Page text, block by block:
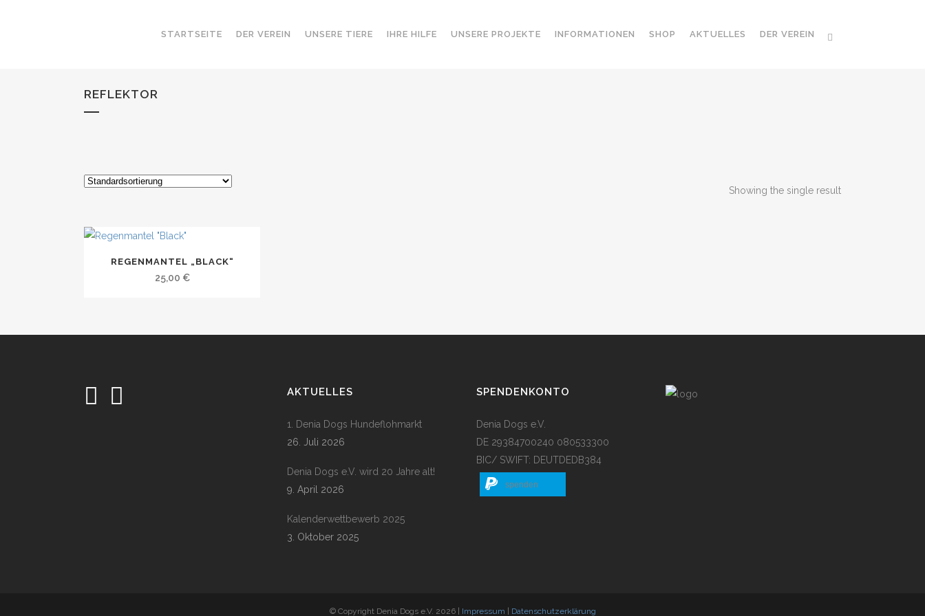
STARTSEITE DER VEREIN UNSERE TIERE IHRE HILFE UNSERE PROJEKTE INFORMATIONEN SHOP AKTUELLES DER VEREIN
REFLEKTOR
Showing the single result
REGENMANTEL „BLACK“
25,00 €
AKTUELLES
1. Denia Dogs Hundeflohmarkt
26. Juli 2026
Denia Dogs e.V. wird 20 Jahre alt!
9. April 2026
Kalenderwettbewerb 2025
3. Oktober 2025
SPENDENKONTO
Denia Dogs e.V.
DE 29384700240 080533300
BIC/ SWIFT: DEUTDEDB384
spenden
© Copyright Denia Dogs e.V. 2026 | Impressum Datenschutzerklärung